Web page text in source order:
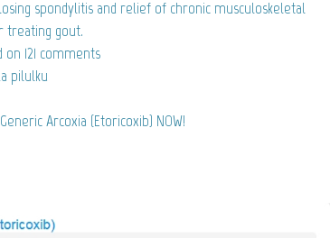
spondylitis and relief of chronic musculoskeletal
treating gout.
on 121 comments
pilulku
Arcoxia (Etoricoxib) NOW!